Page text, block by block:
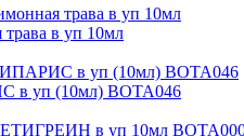
в уп 10мл
в уп (10мл) BOTA046